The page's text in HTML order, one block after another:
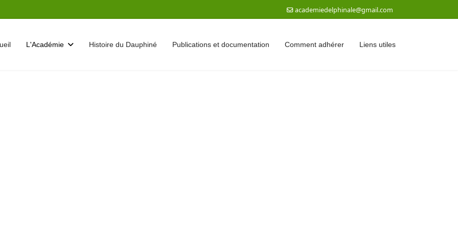
academiedelphinale@gmail.com
L'Académie Histoire du Dauphiné Publications et documentation Comment adhérer Liens utiles